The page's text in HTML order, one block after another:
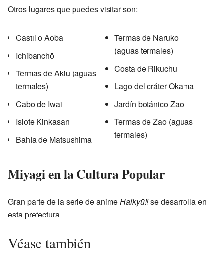
Otros lugares que puedes visitar son:
Castillo Aoba
Ichibanchō
Termas de Akiu (aguas
termales)
Cabo de Iwai
Islote Kinkasan
Bahía de Matsushima
Termas de Naruko
(aguas termales)
Costa de Rikuchu
Lago del cráter Okama
Jardín botánico Zao
Termas de Zao (aguas
termales)
Miyagi en la Cultura Popular
Gran parte de la serie de animeHaikyū!!se desarrolla en
esta prefectura.
Véase también